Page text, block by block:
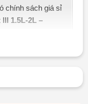
chính sách giá sỉ
1.5L-2L –
bán sỉ bình